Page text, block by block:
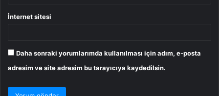
İnternet sitesi
Daha sonraki yorumlarımda kullanılması için adım, e-posta
adresim ve site adresim bu tarayıcıya kaydedilsin.